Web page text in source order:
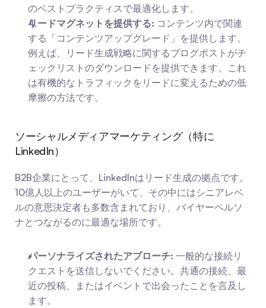
のベストプラクティスで最適化します。
リードマグネットを提供する: コンテンツ内で関連
する「コンテンツアップグレード」を提供します。
例えば、リード生成戦略に関するブログポストがチ
ェックリストのダウンロードを提供できます。これ
は有機的なトラフィックをリードに変えるための低
摩擦の方法です。
ソーシャルメディアマーケティング（特に
LinkedIn）
B2B企業にとって、LinkedInはリード生成の拠点です。
10億人以上のユーザーがいて、その中にはシニアレベ
ルの意思決定者も多数含まれており、バイヤーペルソ
ナとつながるのに最適な場所です。
パーソナライズされたアプローチ: 一般的な接続リ
クエストを送信しないでください。共通の接続、最
近の投稿、またはイベントで出会ったことを言及し
ます。